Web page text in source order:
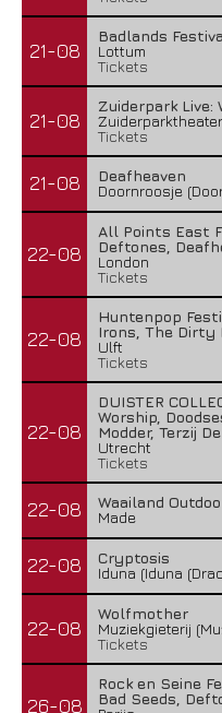
21-08
Badlands
Lottum
Tickets
21-08
Zuiderpark
Tickets
21-08
Deafheaven
Doornroosje
22-08
All Points East
Deftones,
London
Tickets
22-08
Huntenpop
Irons, The Dirty
Ulft
Tickets
22-08
DUISTER
Worship,
Modder, Terzij
Utrecht
Tickets
22-08
Waailand
Made
22-08
Cryptosis
Iduna (Iduna
22-08
Wolfmother
Muziekgieterij
Tickets
26-08
Rock en Seine
Bad Seeds,